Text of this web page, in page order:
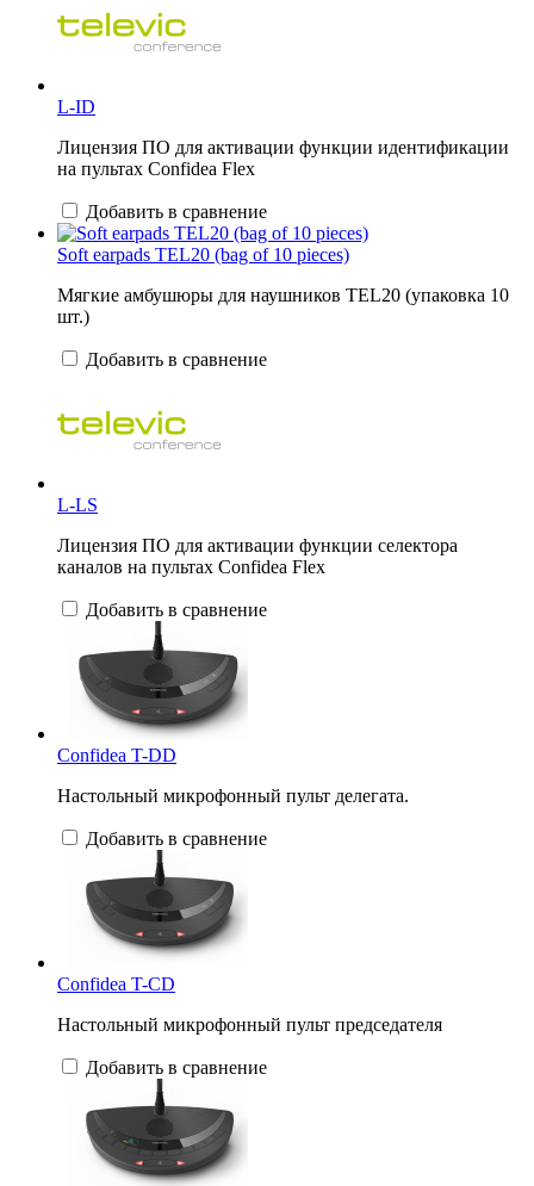
L-ID
Лицензия ПО для активации функции идентификации
на пультах Confidea Flex
Добавить в сравнение
Soft earpads TEL20 (bag of 10 pieces)
Мягкие амбушюры для наушников TEL20 (упаковка 10
шт.)
Добавить в сравнение
L-LS
Лицензия ПО для активации функции селектора
каналов на пультах Confidea Flex
Добавить в сравнение
Confidea T-DD
Настольный микрофонный пульт делегата.
Добавить в сравнение
Confidea T-CD
Настольный микрофонный пульт председателя
Добавить в сравнение